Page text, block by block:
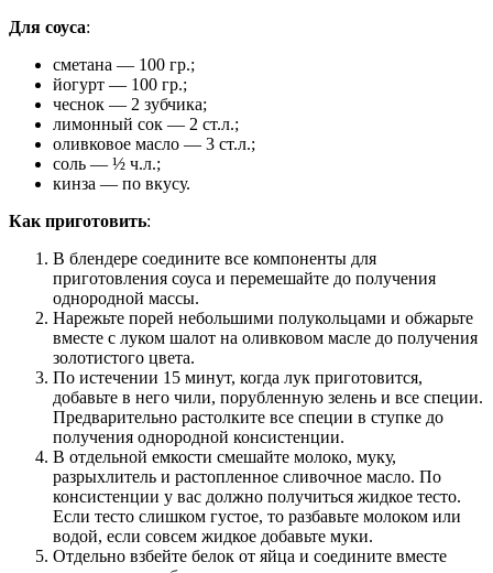
Для соуса:
сметана — 100 гр.;
йогурт — 100 гр.;
чеснок — 2 зубчика;
лимонный сок — 2 ст.л.;
оливковое масло — 3 ст.л.;
соль — ½ ч.л.;
кинза — по вкусу.
Как приготовить:
В блендере соедините все компоненты для
приготовления соуса и перемешайте до получения
однородной массы.
Нарежьте порей небольшими полукольцами и обжарьте
вместе с луком шалот на оливковом масле до получения
золотистого цвета.
По истечении 15 минут, когда лук приготовится,
добавьте в него чили, порубленную зелень и все специи.
Предварительно растолките все специи в ступке до
получения однородной консистенции.
В отдельной емкости смешайте молоко, муку,
разрыхлитель и растопленное сливочное масло. По
консистенции у вас должно получиться жидкое тесто.
Если тесто слишком густое, то разбавьте молоком или
водой, если совсем жидкое добавьте муки.
Отдельно взбейте белок от яйца и соедините вместе